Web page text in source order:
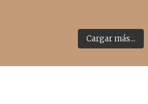
Cargar más...